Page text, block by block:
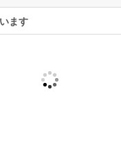
ます